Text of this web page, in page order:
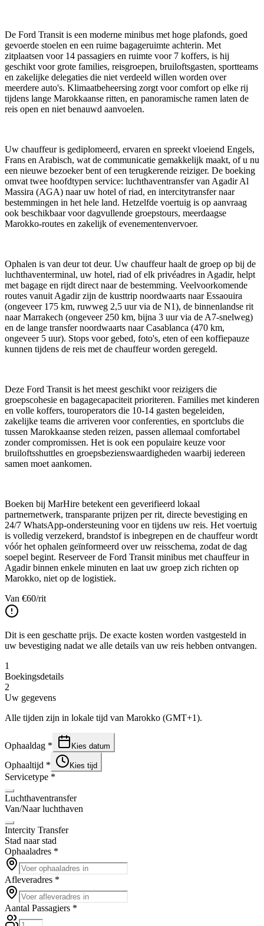
De Ford Transit is een moderne minibus met hoge plafonds, goed
gevoerde stoelen en een ruime bagageruimte achterin. Met
zitplaatsen voor 14 passagiers en ruimte voor 7 koffers, is hij
geschikt voor grote families, reisgroepen, bruiloftsgasten, sportteams
en zakelijke delegaties die niet verdeeld willen worden over
meerdere auto's. Klimaatbeheersing zorgt voor comfort op elke rij
tijdens lange Marokkaanse ritten, en panoramische ramen laten de
reis open en niet benauwd aanvoelen.
Uw chauffeur is gediplomeerd, ervaren en spreekt vloeiend Engels,
Frans en Arabisch, wat de communicatie gemakkelijk maakt, of u nu
een nieuwe bezoeker bent of een terugkerende reiziger. De boeking
omvat twee hoofdtypen service: luchthaventransfer van Agadir Al
Massira (AGA) naar uw hotel of riad, en intercitytransfer naar
bestemmingen in het hele land. Hetzelfde voertuig is op aanvraag
ook beschikbaar voor dagvullende groepstours, meerdaagse
Marokko-routes en zakelijk of evenementenvervoer.
Ophalen is van deur tot deur. Uw chauffeur haalt de groep op bij de
luchthaventerminal, uw hotel, riad of elk privéadres in Agadir, helpt
met bagage en rijdt direct naar de bestemming. Veelvoorkomende
routes vanuit Agadir zijn de kusttrip noordwaarts naar Essaouira
(ongeveer 175 km, ruwweg 2,5 uur via de N1), de binnenlandse rit
naar Marrakech (ongeveer 250 km, bijna 3 uur via de A7-snelweg)
en de lange transfer noordwaarts naar Casablanca (470 km,
ongeveer 5 uur). Stops voor gebed, foto's, eten of een koffiepauze
kunnen tijdens de reis met de chauffeur worden geregeld.
Deze Ford Transit is het meest geschikt voor reizigers die
groepscohesie en bagagecapaciteit prioriteren. Families met kinderen
en volle koffers, touroperators die 10-14 gasten begeleiden,
zakelijke teams die arriveren voor conferenties, en sportclubs die
tussen Marokkaanse steden reizen, passen allemaal comfortabel
zonder compromissen. Het is ook een populaire keuze voor
bruiloftsshuttles en groepsbezienswaardigheden waarbij iedereen
samen moet aankomen.
Boeken bij MarHire betekent een geverifieerd lokaal
partnernetwerk, transparante prijzen per rit, directe bevestiging en
24/7 WhatsApp-ondersteuning voor en tijdens uw reis. Het voertuig
is volledig verzekerd, brandstof is inbegrepen en de chauffeur wordt
vóór het ophalen geïnformeerd over uw reisschema, zodat de dag
soepel begint. Reserveer de Ford Transit minibus met chauffeur in
Agadir binnen enkele minuten en laat uw groep zich richten op
Marokko, niet op de logistiek.
Van €60/rit
Dit is een geschatte prijs. De exacte kosten worden vastgesteld in
uw bevestiging nadat we alle details van uw reis hebben ontvangen.
1
Boekingsdetails
2
Uw gegevens
Alle tijden zijn in lokale tijd van Marokko (GMT+1).
Ophaaldag * Kies datum
Ophaaltijd * Kies tijd
Servicetype *
Luchthaventransfer
Van/Naar luchthaven
Intercity Transfer
Stad naar stad
Ophaaladres *
Afleveradres *
Aantal Passagiers *